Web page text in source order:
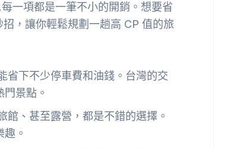
一項都是一筆不小的開銷。想要省
，讓你輕鬆規劃一趟高 CP 值的旅
省下不少停車費和油錢。台灣的交
景點。
館、甚至露營，都是不錯的選擇。
。